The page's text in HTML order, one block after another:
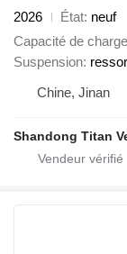
2026
État neuf
Capacité de charge
Suspension
Chine, Jinan
Shandong Titan